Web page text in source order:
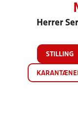
Herrer
STILLING